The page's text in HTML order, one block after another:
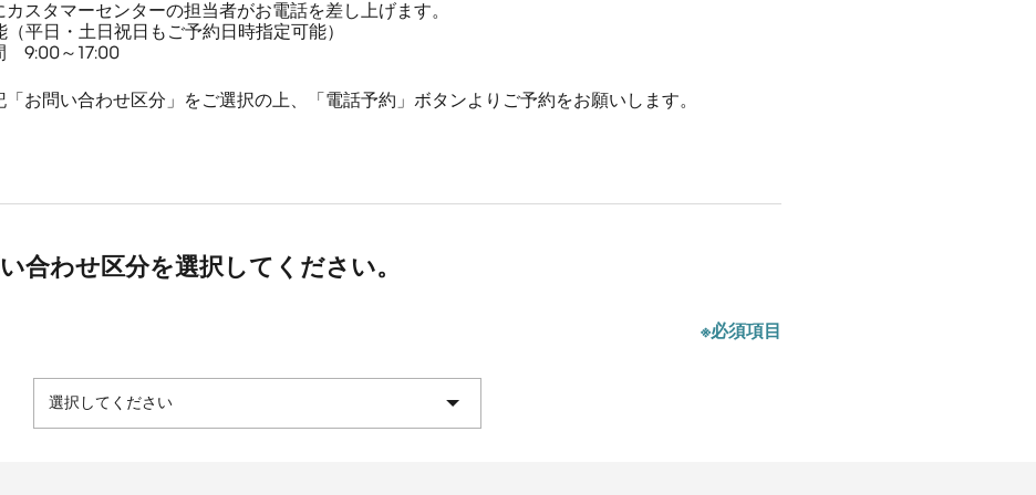
スタマーセンターの担当者がお電話を差し上げます。
平日・土日祝日もご予約日時指定可能）
9:00～17:00
お問い合わせ区分」をご選択の上、「電話予約」ボタンよりご予約をお願いします。
合わせ区分を選択してください。
※必須項目